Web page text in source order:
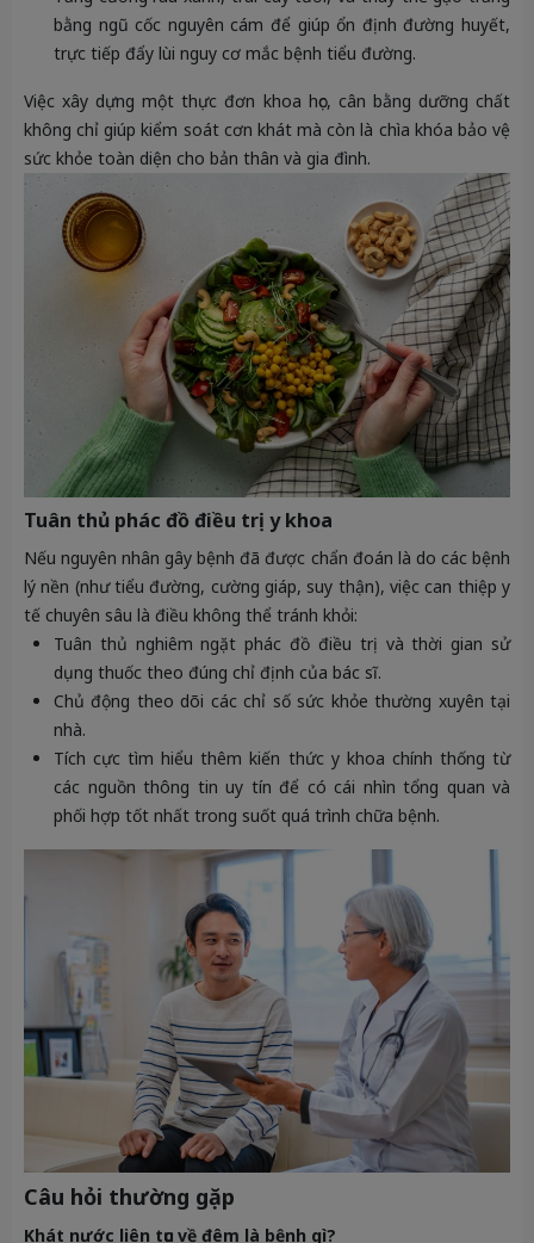
bằng ngũ cốc nguyên cám để giúp ổn định đường huyết,
trực tiếp đẩy lùi nguy cơ mắc bệnh tiểu đường.
Việc xây dựng một thực đơn khoa học, cân bằng dưỡng chất
không chỉ giúp kiểm soát cơn khát mà còn là chìa khóa bảo vệ
sức khỏe toàn diện cho bản thân và gia đình.
Tuân thủ phác đồ điều trị y khoa
Nếu nguyên nhân gây bệnh đã được chẩn đoán là do các bệnh
lý nền (như tiểu đường, cường giáp, suy thận), việc can thiệp y
tế chuyên sâu là điều không thể tránh khỏi:
Tuân thủ nghiêm ngặt phác đồ điều trị và thời gian sử
dụng thuốc theo đúng chỉ định của bác sĩ.
Chủ động theo dõi các chỉ số sức khỏe thường xuyên tại
nhà.
Tích cực tìm hiểu thêm kiến thức y khoa chính thống từ
các nguồn thông tin uy tín để có cái nhìn tổng quan và
phối hợp tốt nhất trong suốt quá trình chữa bệnh.
Câu hỏi thường gặp
Khát nước liên tục về đêm là bệnh gì?